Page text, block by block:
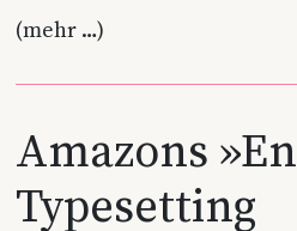
(mehr …)
Amazons
Typesetting